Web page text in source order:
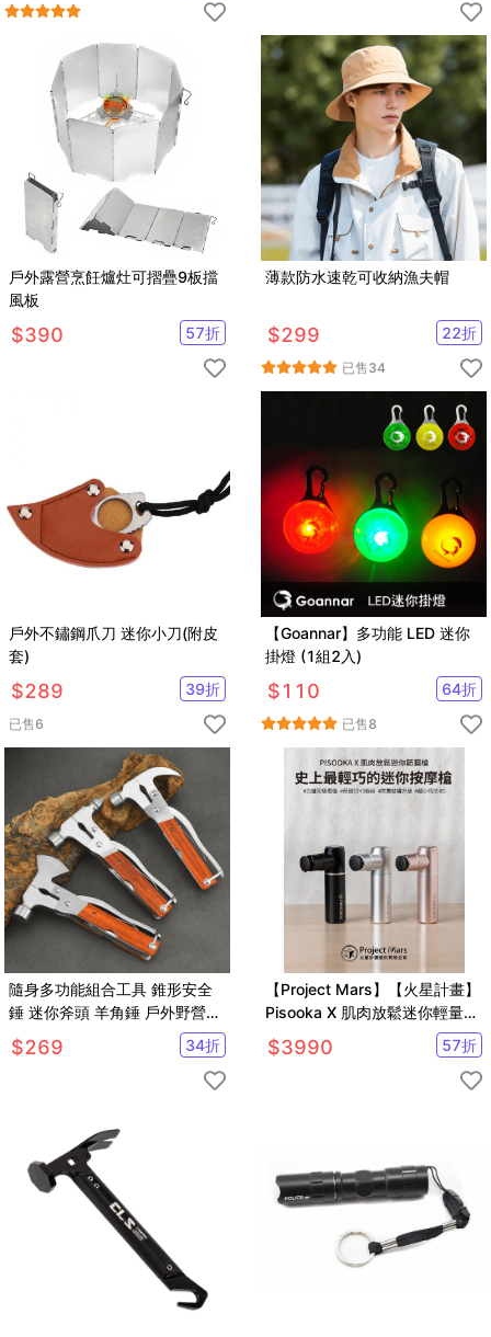
戶外露營烹飪爐灶可摺疊9板擋
風板
$390 57折
薄款防水速乾可收納漁夫帽
$299 22折
已售34
戶外不鏽鋼爪刀 迷你小刀(附皮
套)
$289 39折
已售6
【Goannar】多功能 LED 迷你
掛燈 (1組2入)
$110 64折
已售8
隨身多功能組合工具 錐形安全
錘 迷你斧頭 羊角錘 戶外野營生
存 隨身攜帶 贈收納袋
【SV61271】
$269 34折
【Project Mars】【火星計畫】
Pisooka X 肌肉放鬆迷你輕量筋
膜槍(市場最輕/保固最好)
$3990 57折